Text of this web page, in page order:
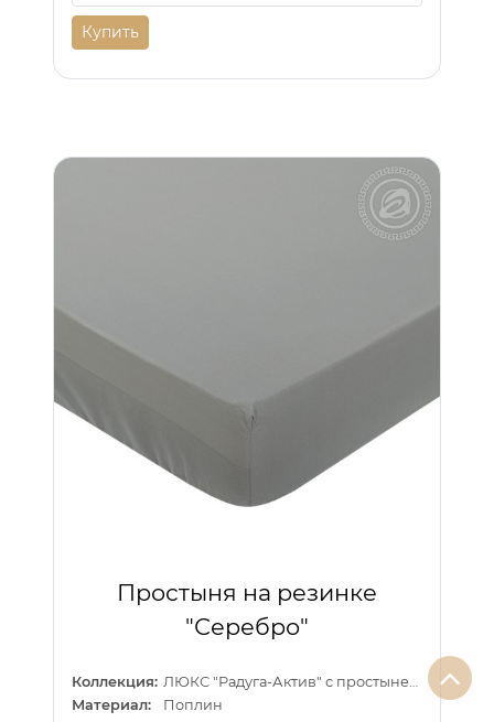
Купить
Простыня на резинке
"Серебро"
Коллекция:
Материал:
Поплин